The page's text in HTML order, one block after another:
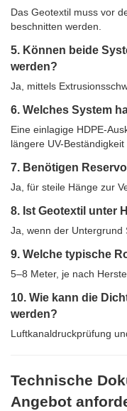
Das Geotextil muss vor
beschnitten werden.
5. Können beide
werden?
Ja, mittels
6. Welches System
Eine einlagige HDPE-
längere UV-Beständigkeit
7. Benötigen
Ja, für steile Hänge zur
8. Ist Geotextil unter
Ja, wenn der Untergrund
9. Welche typische
5–8 Meter, je nach
10. Wie kann die
werden?
Luftkanaldruckprüfung
Technische
Angebot